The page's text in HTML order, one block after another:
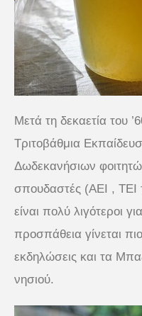
Μετά τη δεκαετία του
Τριτοβάθμια
Δωδεκανήσιων
σπουδαστές (ΑΕΙ , ΤΕΙ
είναι πολύ λιγότεροι
προσπάθεια γίνεται
εκδηλώσεις και τα
νησιού.